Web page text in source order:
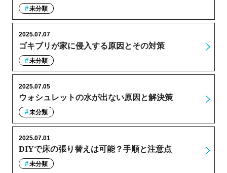
未分類
ゴキブリが家に侵入する原因とその対策
2025.07.07
未分類
ウォシュレットの水が出ない原因と解決策
2025.07.05
未分類
DIYで床の張り替えは可能？手順と注意点
2025.07.01
未分類